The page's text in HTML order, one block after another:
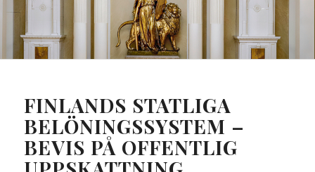
FINLANDS STATLIGA
BELÖNINGSSYSTEM –
BEVIS PÅ OFFENTLIG